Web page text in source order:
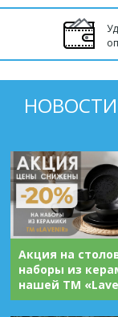
НОВОСТИ
Акция на
наборы из
нашей ТМ